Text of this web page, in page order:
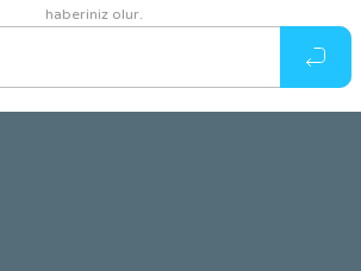
bozuk veya görüntülenemiyor.
eksik bilgiler bulunuyor.
bulunuyor.
haberiniz olur.